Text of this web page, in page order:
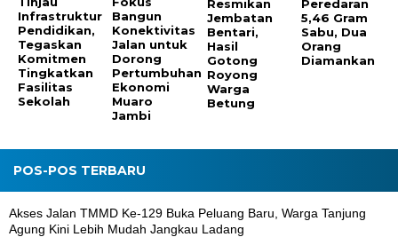
Infrastruktur
Pendidikan,
Tegaskan
Komitmen
Tingkatkan
Fasilitas
Sekolah
Bangun
Konektivitas
Jalan untuk
Dorong
Pertumbuhan
Ekonomi
Muaro
Jambi
Resmikan
Jembatan
Bentari,
Hasil
Gotong
Royong
Warga
Betung
Peredaran
5,46 Gram
Sabu, Dua
Orang
Diamankan
POS-POS TERBARU
Akses Jalan TMMD Ke-129 Buka Peluang Baru, Warga Tanjung
Agung Kini Lebih Mudah Jangkau Ladang